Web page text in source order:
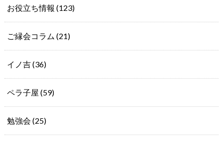
お役立ち情報 (123)
ご縁会コラム (21)
イノ吉(36)
ペラ子屋 (59)
勉強会 (25)